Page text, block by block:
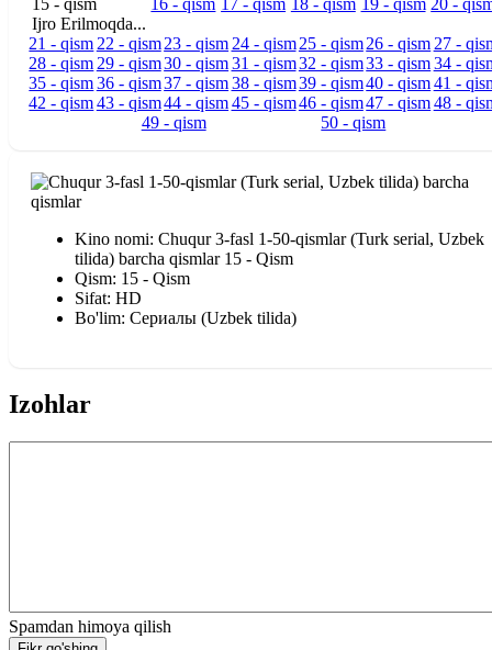
Ijro Erilmoqda...
21 - qism 22 - qism23 - qism 24 - qism 25 - qism26 - qism 27 -
28 - qism 29 - qism30 - qism31 - qism32 - qism33 - qism34 -
35 - qism36 - qism37 - qism38 - qism39 - qism40 - qism41 -
42 - qism43 - qism44 - qism45 - qism46 - qism47 - qism48 -
49 - qism
50 - qism
Kino nomi: Chuqur 3-fasl 1-50-qismlar (Turk serial, Uzbek
tilida) barcha qismlar 15 - Qism
Qism: 15 - Qism
Sifat: HD
Bo'lim: Сериалы (Uzbek tilida)
Izohlar
Spamdan himoya qilish